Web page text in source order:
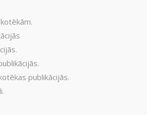
publikācijās.